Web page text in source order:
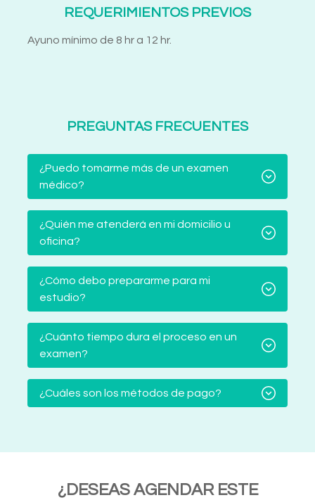
REQUERIMIENTOS PREVIOS
Ayuno mínimo de 8 hr a 12 hr.
PREGUNTAS FRECUENTES
¿Puedo tomarme más de un examen
médico?
¿Quién me atenderá en mi domicilio u
oficina?
¿Cómo debo prepararme para mi
estudio?
¿Cuánto tiempo dura el proceso en un
examen?
¿Cuáles son los métodos de pago?
¿DESEAS AGENDAR ESTE